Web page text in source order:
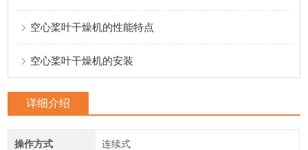
空心桨叶干燥机的性能特点
空心桨叶干燥机的安装
详细介绍
操作方式 连续式